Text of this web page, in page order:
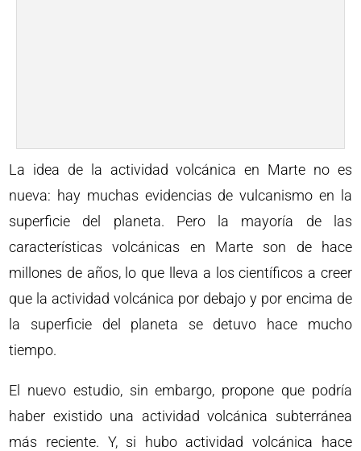
La idea de la actividad volcánica en Marte no es
nueva: hay muchas evidencias de vulcanismo en la
superficie del planeta. Pero la mayoría de las
características volcánicas en Marte son de hace
millones de años, lo que lleva a los científicos a creer
que la actividad volcánica por debajo y por encima de
la superficie del planeta se detuvo hace mucho
tiempo.
El nuevo estudio, sin embargo, propone que podría
haber existido una actividad volcánica subterránea
más reciente. Y, si hubo actividad volcánica hace